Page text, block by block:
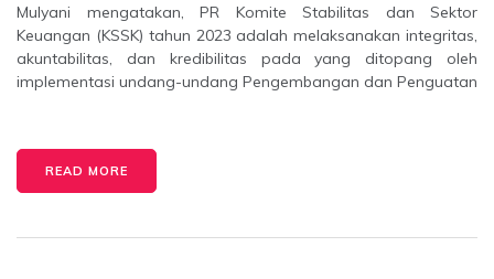
Mulyani mengatakan, PR Komite Stabilitas dan Sektor
Keuangan (KSSK) tahun 2023 adalah melaksanakan integritas,
akuntabilitas, dan kredibilitas pada yang ditopang oleh
implementasi undang-undang Pengembangan dan Penguatan
READ MORE